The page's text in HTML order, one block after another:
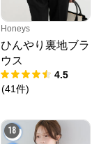
Honeys
ひんやり裏地ブラ
ウス
4.5
(41件)
18